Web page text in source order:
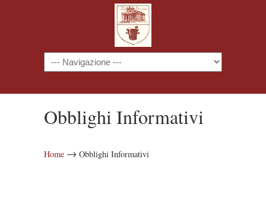
Navigazione
Obblighi Informativi
Home → Obblighi Informativi